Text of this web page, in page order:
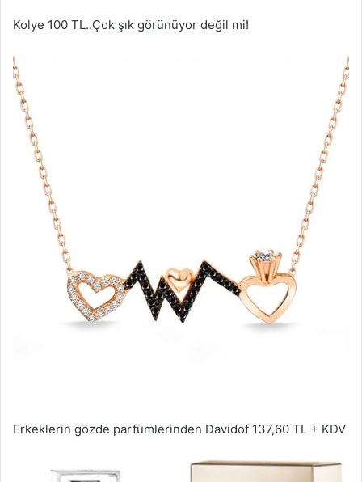
Kolye 100 TL..Çok şık görünüyor değil mi!
Erkeklerin gözde parfümlerinden Davidof 137,60 TL + KDV